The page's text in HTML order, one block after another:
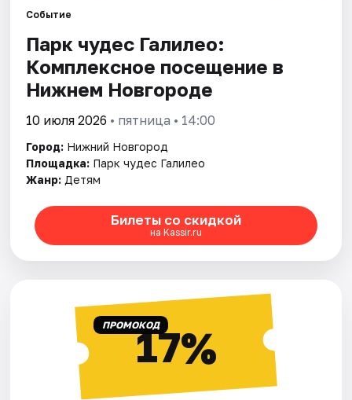
Города
Площадки
Артисты
Рейтинги
Событие
Парк чудес Галилео:
Комплексное посещение в
Нижнем Новгороде
10 июля 2026 • пятница • 14:00
Город: Нижний Новгород
Площадка: Парк чудес Галилео
Жанр: Детям
Билеты со скидкой
на Kassir.ru
ПРОМОКОД17%